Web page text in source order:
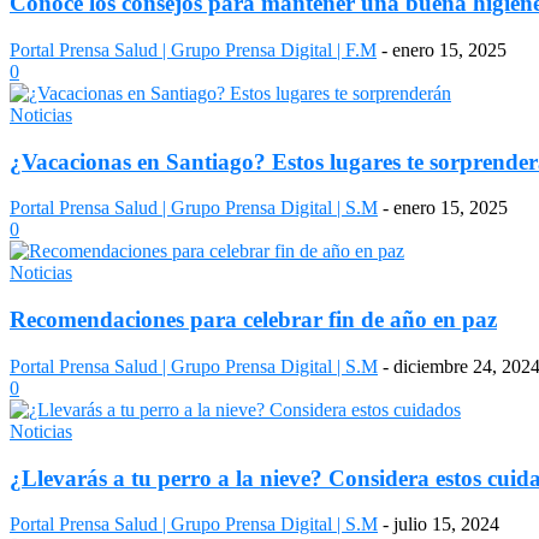
Portal Prensa Salud | Grupo Prensa Digital | F.M - enero 15, 2025
0
Noticias
¿Vacacionas en Santiago? Estos lugares te
Portal Prensa Salud | Grupo Prensa Digital | S.M - enero 15, 2025
0
Noticias
Recomendaciones para celebrar fin de año en paz
Portal Prensa Salud | Grupo Prensa Digital | S.M - diciembre 24, 2024
0
Noticias
¿Llevarás a tu perro a la nieve? Considera estos
Portal Prensa Salud | Grupo Prensa Digital | S.M - julio 15, 2024